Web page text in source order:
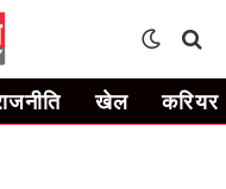
खेल करियर